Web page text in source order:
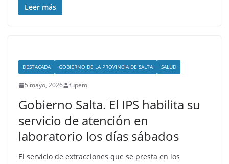
Leer más
DESTACADA GOBIERNO DE LA PROVINCIA DE SALTA SALUD
5 mayo, 2026 fupem
Gobierno Salta. El IPS habilita su
servicio de atención en
laboratorio los días sábados
El servicio de extracciones que se presta en los